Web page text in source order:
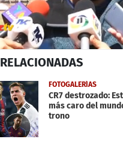
RELACIONADAS
FOTOGALERÍAS
CR7 destrozado:
más caro del
trono